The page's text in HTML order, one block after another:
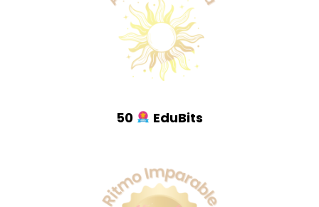
50 EduBits